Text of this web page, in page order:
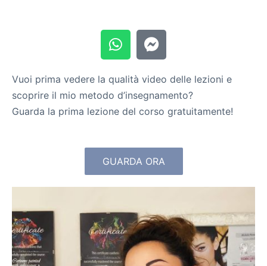
Vuoi prima vedere la qualità video delle lezioni e
scoprire il mio metodo d’insegnamento?
Guarda la prima lezione del corso gratuitamente!
GUARDA ORA